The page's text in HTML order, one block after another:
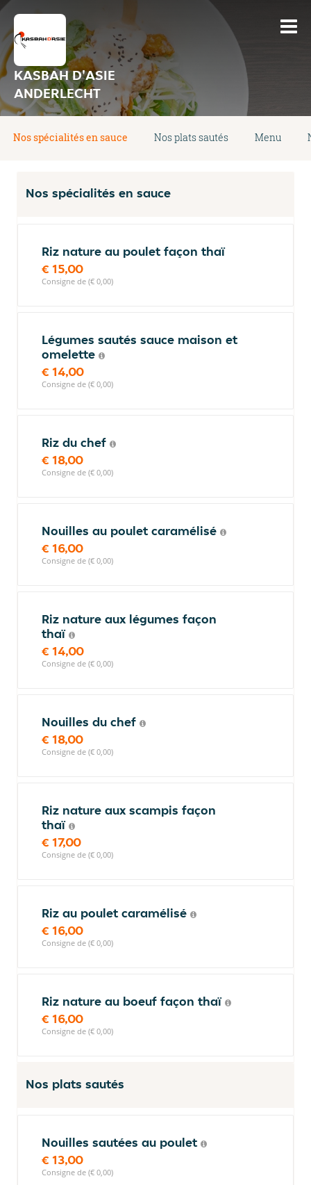
KASBAH D'ASIE
ANDERLECHT
Nos spécialités en sauce Nos plats sautés Menu
Nos spécialités en sauce
Riz nature au poulet façon thaï
€ 15,00
Consigne de (€ 0,00)
Légumes sautés sauce maison et
omelette
€ 14,00
Consigne de (€ 0,00)
Riz du chef
€ 18,00
Consigne de (€ 0,00)
Nouilles au poulet caramélisé
€ 16,00
Consigne de (€ 0,00)
Riz nature aux légumes façon
thaï
€ 14,00
Consigne de (€ 0,00)
Nouilles du chef
€ 18,00
Consigne de (€ 0,00)
Riz nature aux scampis façon
thaï
€ 17,00
Consigne de (€ 0,00)
Riz au poulet caramélisé
€ 16,00
Consigne de (€ 0,00)
Riz nature au boeuf façon thaï
€ 16,00
Consigne de (€ 0,00)
Nos plats sautés
Nouilles sautées au poulet
€ 13,00
Consigne de (€ 0,00)